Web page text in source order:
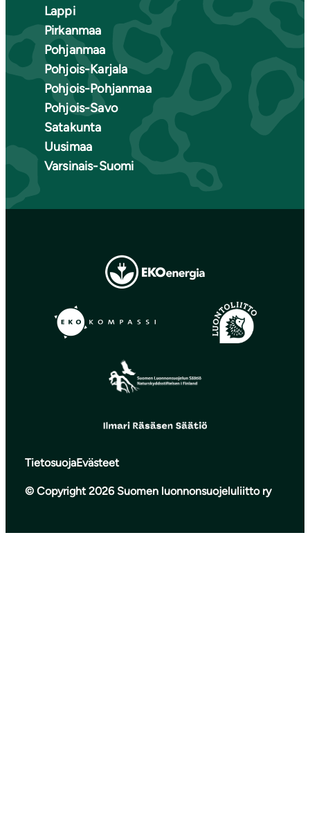
Lappi
Pirkanmaa
Pohjanmaa
Pohjois-Karjala
Pohjois-Pohjanmaa
Pohjois-Savo
Satakunta
Uusimaa
Varsinais-Suomi
TietosuojaEvästeet
© Copyright 2026 Suomen luonnonsuojeluliitto ry